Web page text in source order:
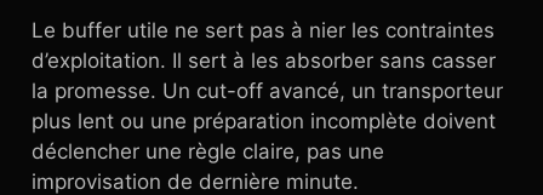
Le buffer utile ne sert pas à nier les contraintes
d’exploitation. Il sert à les absorber sans casser
la promesse. Un cut-off avancé, un transporteur
plus lent ou une préparation incomplète doivent
déclencher une règle claire, pas une
improvisation de dernière minute.